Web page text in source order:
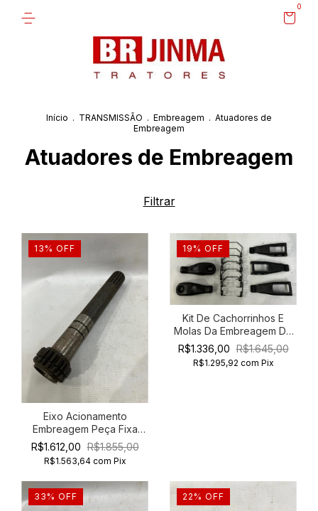
0
Início . TRANSMISSÃO . Embreagem . Atuadores de
Embreagem
Atuadores de Embreagem
Filtrar
13 % OFF
Eixo Acionamento
Embreagem Peça Fixa
Jinma Green Horse 254
R$1.612,00 R$1.855,00
R$1.563,64 com Pix
19 % OFF
Kit De Cachorrinhos E
Molas Da Embreagem De
6 Alavancas 254
R$1.336,00 R$1.645,00
R$1.295,92 com Pix
33 % OFF 22 % OFF